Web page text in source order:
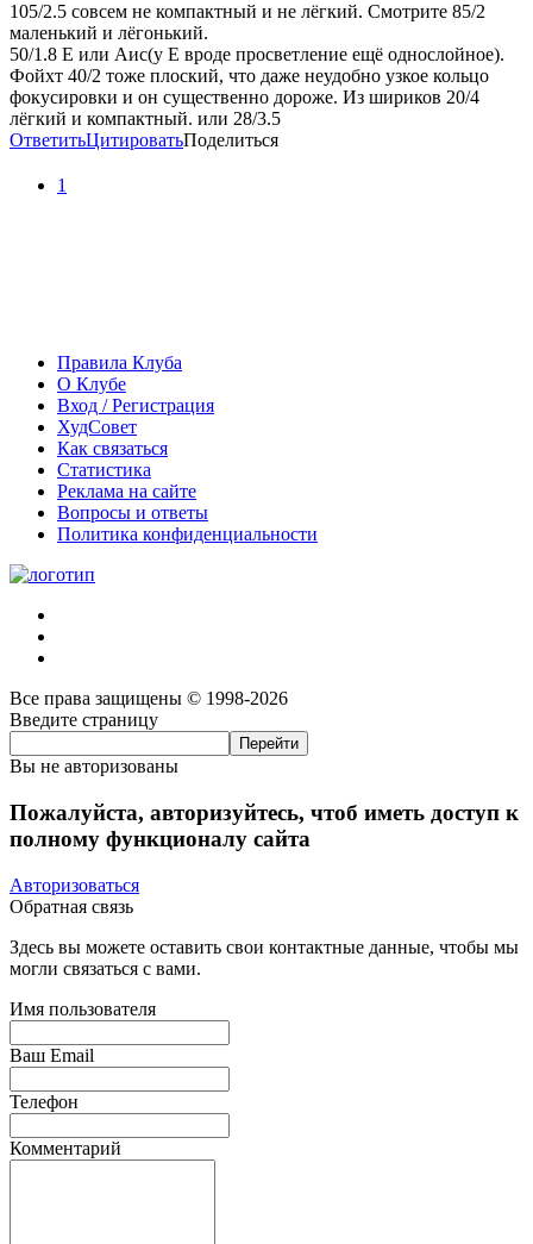
105/2.5 совсем не компактный и не лёгкий. Смотрите 85/2
маленький и лёгонький.
50/1.8 Е или Аис(у Е вроде просветление ещё однослойное).
Фойхт 40/2 тоже плоский, что даже неудобно узкое кольцо
фокусировки и он существенно дороже. Из шириков 20/4
лёгкий и компактный. или 28/3.5
ОтветитьЦитироватьПоделиться
1
Правила Клуба
О Клубе
Вход / Регистрация
ХудСовет
Как связаться
Статистика
Реклама на сайте
Вопросы и ответы
Политика конфиденциальности
Все права защищены © 1998-2026
Введите страницу
Вы не авторизованы
Пожалуйста, авторизуйтесь, чтоб иметь доступ к
полному функционалу сайта
Авторизоваться
Обратная связь
Здесь вы можете оставить свои контактные данные, чтобы мы
могли связаться с вами.
Имя пользователя
Ваш Email
Телефон
Комментарий